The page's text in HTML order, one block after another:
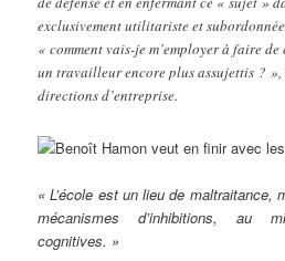
exclusivement utilitariste et
« comment vais-je m’employer à faire
un travailleur encore plus assujettis ?
directions d’entreprise.
« L’école est un lieu de maltraitance,
mécanismes d’inhibitions, au
cognitives. »